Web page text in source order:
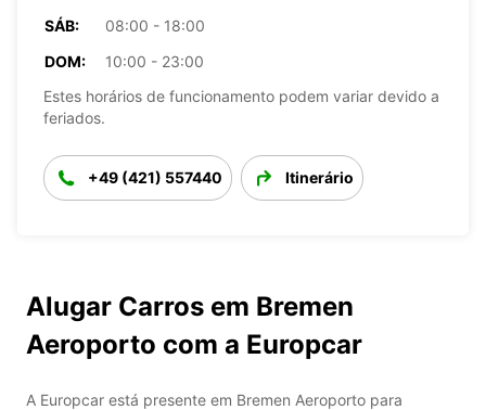
SÁB:
08:00 - 18:00
DOM:
10:00 - 23:00
Estes horários de funcionamento podem variar devido a
feriados.
+49 (421) 557440 Itinerário
Alugar Carros em Bremen
Aeroporto com a Europcar
A Europcar está presente em Bremen Aeroporto para